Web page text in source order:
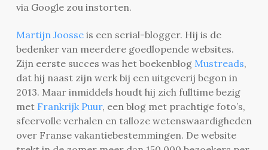
via Google zou instorten.
Martijn Joosseis een serial-blogger. Hij is de
bedenker van meerdere goedlopende websites.
Zijn eerste succes was het boekenblog Mustreads,
dat hij naast zijn werk bij een uitgeverij begon in
2013. Maar inmiddels houdt hij zich fulltime bezig
met Frankrijk Puur, een blog met prachtige foto’s,
sfeervolle verhalen en talloze wetenswaardigheden
over Franse vakantiebestemmingen. De website